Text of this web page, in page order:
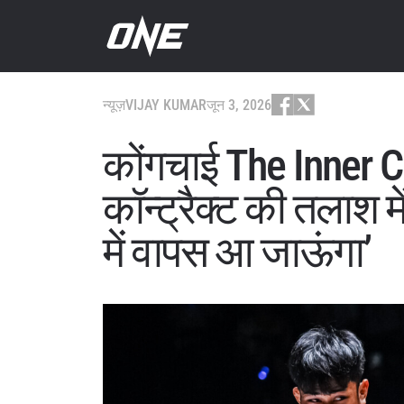
न्यूज़VIJAY KUMARजून 3, 2026
कोंगचाई The
कॉन्ट्रैक्ट की तलाश
में वापस आ जाऊंगा’